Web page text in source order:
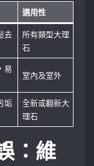
適用性
去
所有類型大理
石
易
室內及室外
垢
全新或翻新大
理石
：維